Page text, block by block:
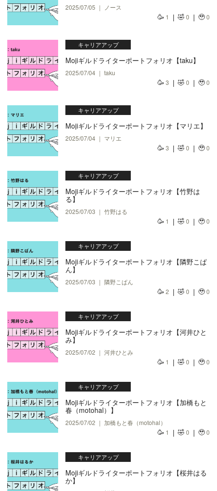
2025/07/05 ｜ ノース
🥳 1 🤣0 🥹0
キャリアアップ
Mojiギルドライターポートフォリオ【taku】
2025/07/04 ｜ taku
🥳 3 🤣0 🥹0
キャリアアップ
Mojiギルドライターポートフォリオ【マリエ】
2025/07/04 ｜ マリエ
🥳 3 🤣0 🥹0
キャリアアップ
Mojiギルドライターポートフォリオ【竹野は
る】
2025/07/03 ｜ 竹野はる
🥳 1 🤣0 🥹0
キャリアアップ
Mojiギルドライターポートフォリオ【隣野こぱ
ん】
2025/07/03 ｜ 隣野こぱん
🥳 2 🤣0 🥹0
キャリアアップ
Mojiギルドライターポートフォリオ【河井ひと
み】
2025/07/02 ｜ 河井ひとみ
🥳 1 🤣0 🥹0
キャリアアップ
Mojiギルドライターポートフォリオ【加橋もと
春（motohal）】
2025/07/02 ｜ 加橋もと春（motohal）
🥳 1 🤣0 🥹0
キャリアアップ
Mojiギルドライターポートフォリオ【桜井はる
か】